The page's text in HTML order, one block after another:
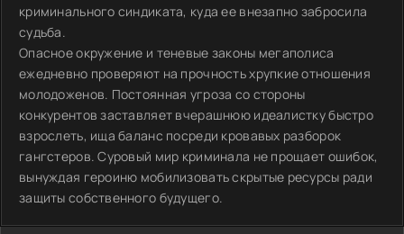
криминального синдиката, куда ее внезапно забросила
судьба.
Опасное окружение и теневые законы мегаполиса
ежедневно проверяют на прочность хрупкие отношения
молодоженов. Постоянная угроза со стороны
конкурентов заставляет вчерашнюю идеалистку быстро
взрослеть, ища баланс посреди кровавых разборок
гангстеров. Суровый мир криминала не прощает ошибок,
вынуждая героиню мобилизовать скрытые ресурсы ради
защиты собственного будущего.